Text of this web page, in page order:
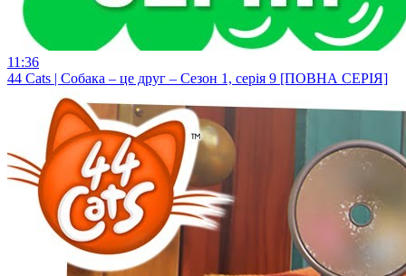
11:36
44 Cats | Собака – це друг – Сезон 1, серія 9 [ПОВНА СЕРІЯ]